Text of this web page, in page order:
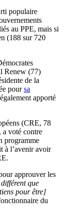
populaire
au PPE, mais si
(188 sur 720
Renew (77)
de la
poursa
apporté
(CRE, 78
a voté contre
programme
à l’avenir avoir
approuver les
que
pour être]
du